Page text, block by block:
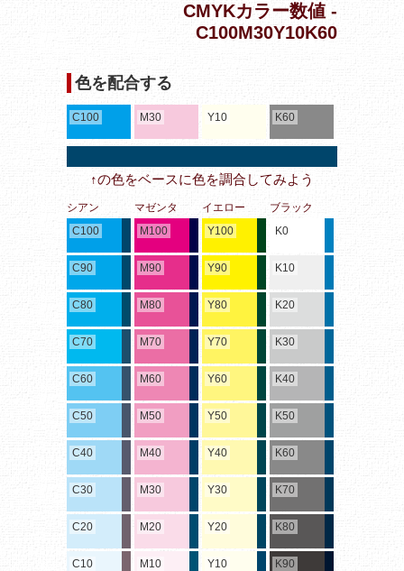
CMYKカラー数値 -
C100M30Y10K60
色を配合する
C100 M30 Y10 K60
↑の色をベースに色を調合してみよう
シアン
C100
C90
C80
C70
C60
C50
C40
C30
C20
C10
マゼンタ
M100
M90
M80
M70
M60
M50
M40
M30
M20
M10
イエロー
Y100
Y90
Y80
Y70
Y60
Y50
Y40
Y30
Y20
Y10
ブラック
K0
K10
K20
K30
K40
K50
K60
K70
K80
K90